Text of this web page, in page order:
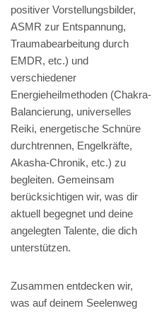
positiver Vorstellungsbilder,
ASMR zur Entspannung,
Traumabearbeitung durch
EMDR, etc.) und
verschiedener
Energieheilmethoden (Chakra-
Balancierung, universelles
Reiki, energetische Schnüre
durchtrennen, Engelkräfte,
Akasha-Chronik, etc.) zu
begleiten. Gemeinsam
berücksichtigen wir, was dir
aktuell begegnet und deine
angelegten Talente, die dich
unterstützen.
Zusammen entdecken wir,
was auf deinem Seelenweg